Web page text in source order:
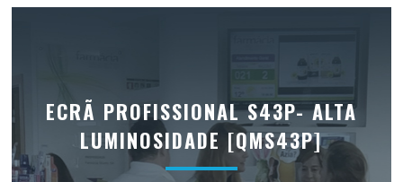
ECRÃ PROFISSIONAL S43P- ALTA
LUMINOSIDADE [QMS43P]